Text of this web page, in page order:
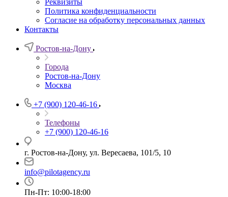
Реквизиты
Политика конфиденциальности
Согласие на обработку персональных данных
Контакты
Ростов-на-Дону
Города
Ростов-на-Дону
Москва
+7 (900) 120-46-16
Телефоны
+7 (900) 120-46-16
г. Ростов-на-Дону, ул. Вересаева, 101/5, 10
info@pilotagency.ru
Пн-Пт: 10:00-18:00